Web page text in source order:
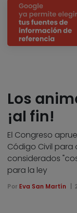
Los
¡al fin!
El Congreso
Código Civil para
considerados
para la ley
Por Eva San Martín